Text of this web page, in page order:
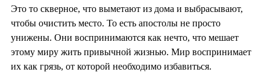
Это то скверное, что выметают из дома и выбрасывают,
чтобы очистить место. То есть апостолы не просто
унижены. Они воспринимаются как нечто, что мешает
этому миру жить привычной жизнью. Мир воспринимает
их как грязь, от которой необходимо избавиться.